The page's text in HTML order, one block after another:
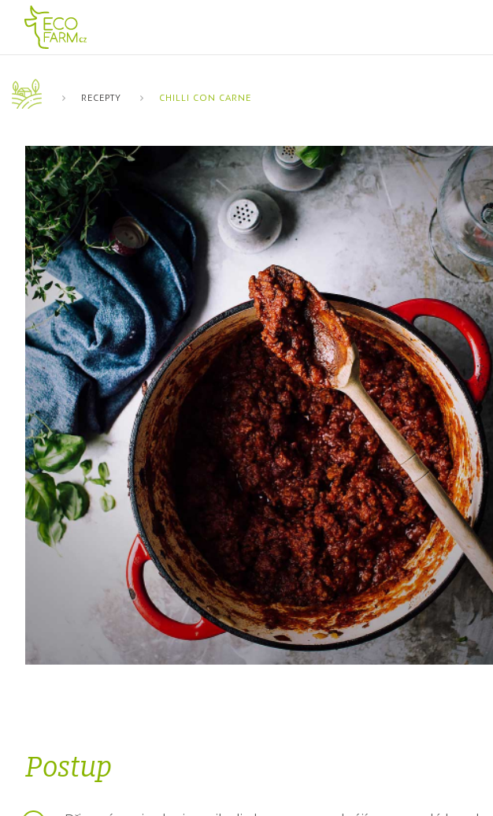
RECEPTY CHILLI CON CARNE
Postup